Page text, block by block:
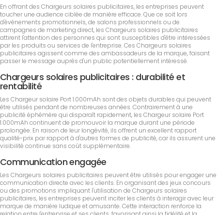
En offrant des Chargeurs solaires publicitaires, les entreprises peuvent
toucher une audience ciblée de manière efficace. Que ce soit lors
d'événements promotionnels, de salons professionnels ou de
campagnes de marketing direct, les Chargeurs solaires publicitaires
attirent l'attention des personnes qui sont susceptibles d'être intéressées
par les produits ou services de l'entreprise. Ces Chargeurs solaires
publicitaires agissent comme des ambassadeurs de la marque, faisant
passer le message auprès d'un public potentiellement intéressé.
Chargeurs solaires publicitaires : durabilité et
rentabilité
Les Chargeur solaire Port 1.000mAh sont des objets durables qui peuvent
être utilisés pendant de nombreuses années. Contrairement à une
publicité éphémère qui disparaît rapidement, les Chargeur solaire Port
1.000mAh continuent de promouvoir la marque durant une période
prolongée. En raison de leur longévité, ils offrent un excellent rapport
qualité-prix par rapport à d'autres formes de publicité, car ils assurent une
visibilité continue sans coût supplémentaire.
Communication engagée
Les Chargeurs solaires publicitaires peuvent être utilisés pour engager une
communication directe avec les clients. En organisant des jeux concours
ou des promotions impliquant l'utilisation de Chargeurs solaires
publicitaires, les entreprises peuvent inciter les clients à interagir avec leur
marque de manière ludique et amusante. Cette interaction renforce la